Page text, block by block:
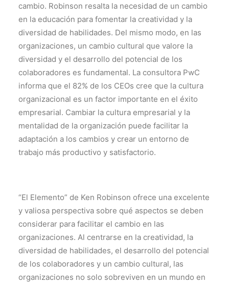
cambio. Robinson resalta la necesidad de un cambio
en la educación para fomentar la creatividad y la
diversidad de habilidades. Del mismo modo, en las
organizaciones, un cambio cultural que valore la
diversidad y el desarrollo del potencial de los
colaboradores es fundamental. La consultora PwC
informa que el 82% de los CEOs cree que la cultura
organizacional es un factor importante en el éxito
empresarial. Cambiar la cultura empresarial y la
mentalidad de la organización puede facilitar la
adaptación a los cambios y crear un entorno de
trabajo más productivo y satisfactorio.
“El Elemento” de Ken Robinson ofrece una excelente
y valiosa perspectiva sobre qué aspectos se deben
considerar para facilitar el cambio en las
organizaciones. Al centrarse en la creatividad, la
diversidad de habilidades, el desarrollo del potencial
de los colaboradores y un cambio cultural, las
organizaciones no solo sobreviven en un mundo en